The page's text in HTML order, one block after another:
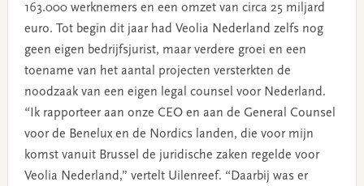
163.000 werknemers en een omzet van circa 25 miljard
euro. Tot begin dit jaar had Veolia Nederland zelfs nog
geen eigen bedrijfsjurist, maar verdere groei en een
toename van het aantal projecten versterkten de
noodzaak van een eigen legal counsel voor Nederland.
“Ik rapporteer aan onze CEO en aan de General Counsel
voor de Benelux en de Nordics landen, die voor mijn
komst vanuit Brussel de juridische zaken regelde voor
Veolia Nederland,” vertelt Uilenreef. “Daarbij was er